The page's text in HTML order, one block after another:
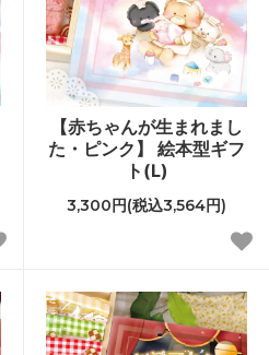
【赤ちゃんが生まれまし
た・ピンク】 絵本型ギフ
ト(L)
3,300円(税込3,564円)